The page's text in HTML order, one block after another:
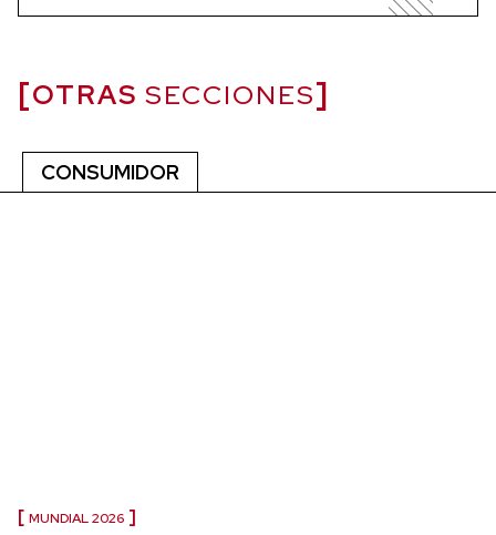
OTRAS SECCIONES
CONSUMIDOR
MUNDIAL 2026